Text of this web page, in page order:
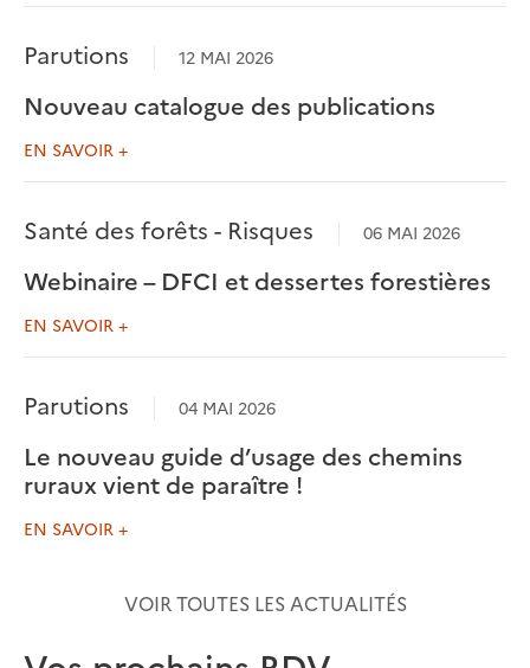
Parutions 12 MAI 2026
Nouveau catalogue des publications
EN SAVOIR +
Santé des forêts - Risques 06 MAI 2026
Webinaire – DFCI et dessertes forestières
EN SAVOIR +
Parutions 04 MAI 2026
Le nouveau guide d’usage des chemins
ruraux vient de paraître !
EN SAVOIR +
VOIR TOUTES LES ACTUALITÉS